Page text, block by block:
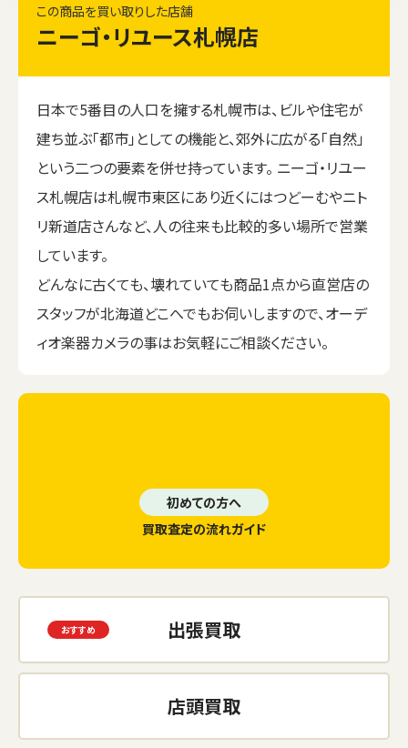
この商品を買い取りした店舗
ニーゴ・リユース札幌店
日本で5番目の人口を擁する札幌市は、ビルや住宅が
建ち並ぶ「都市」としての機能と、郊外に広がる「自然」
という二つの要素を併せ持っています。 ニーゴ・リユー
ス札幌店は札幌市東区にあり近くにはつどーむやニト
リ新道店さんなど、人の往来も比較的多い場所で営業
しています。
どんなに古くても、壊れていても商品1点から直営店の
スタッフが北海道どこへでもお伺いしますので、オーデ
ィオ楽器カメラの事はお気軽にご相談ください。
初めての方へ
買取査定の流れガイド
出張買取
店頭買取